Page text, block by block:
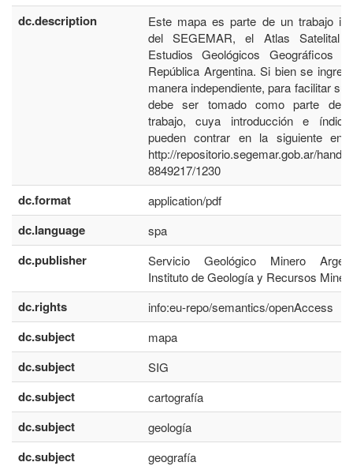
dc.description
Este mapa es parte de un trabajo
del SEGEMAR, el Atlas Satelital
Estudios Geológicos Geográficos
República Argentina. Si bien se
manera independiente, para facilitar su
debe ser tomado como parte de
trabajo, cuya introducción e
pueden contrar en la siguiente
http://repositorio.segemar.gob.ar/
8849217/1230
dc.format application/pdf
dc.language spa
dc.publisher
Servicio Geológico Minero
Instituto de Geología y Recursos
dc.rights info:eu-repo/semantics/openAccess
dc.subject mapa
dc.subject SIG
dc.subject cartografía
dc.subject geología
dc.subject geografía